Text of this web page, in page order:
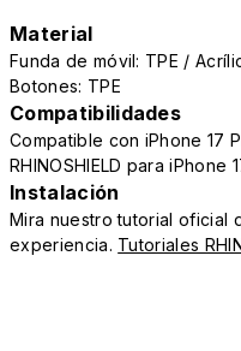
Material
Funda de móvil: TPE /
Botones: TPE
Compatibilidades
Compatible con iPhone 17
RHINOSHIELD para iPhone
Instalación
Mira nuestro tutorial oficial
experiencia. Tutoriales